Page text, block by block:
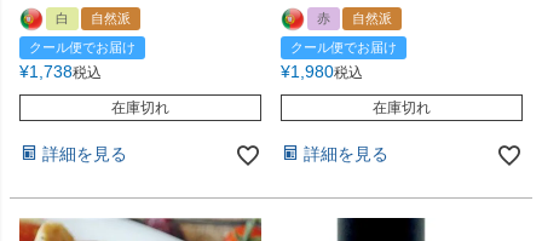
白
自然派
クール便でお届け
¥1,738税込
在庫切れ
詳細を見る
赤
自然派
クール便でお届け
¥1,980税込
在庫切れ
詳細を見る